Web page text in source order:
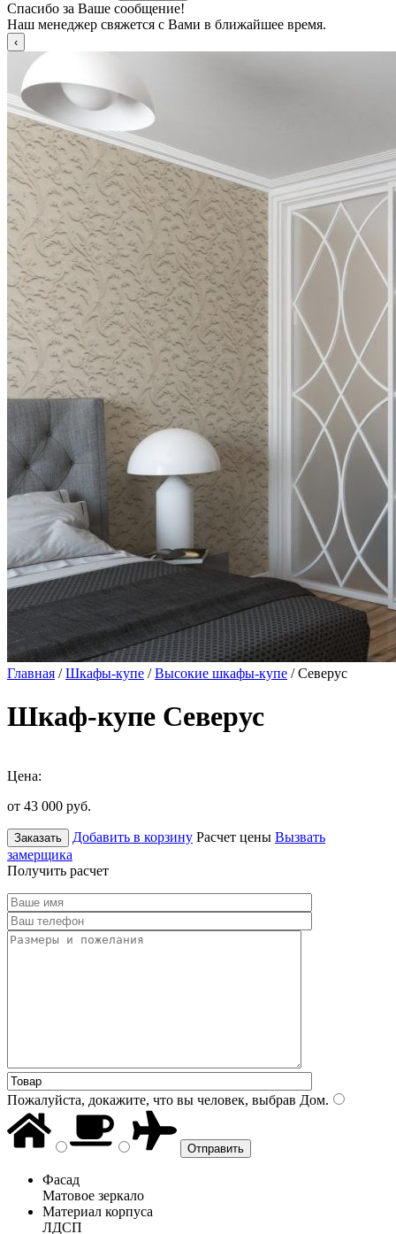
Спасибо за Ваше сообщение!
Наш менеджер свяжется с Вами в ближайшее время.
Главная /Шкафы-купе /Высокие шкафы-купе / Северус
Шкаф-купе Северус
Цена:
от 43 000 руб.
Заказать Добавить в корзину Расчет цены Вызвать
замерщика
Получить расчет
Пожалуйста, докажите, что вы человек, выбрав Дом.
Фасад
Матовое зеркало
Материал корпуса
ЛДСП